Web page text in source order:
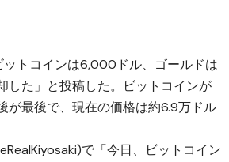
トコインは6,000ドル、ゴールドは
た」と投稿した。ビットコインが
最後で、現在の価格は約6.9万ドル
で「今日、ビットコイン